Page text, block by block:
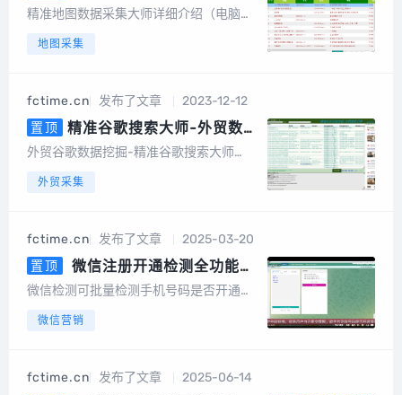
介绍（电脑版，手机版）
精准地图数据采集大师详细介绍（电脑
精准地图数据采集大师安卓手机版是一款
地图采集
fctime.cn 发布了文章
2023-12-12
置顶
精准谷歌搜索大师-外贸数据
挖掘营销（电脑版）
外贸谷歌数据挖掘-精准谷歌搜索大师
以google搜索引擎作为基础进行智能数据
acebook、linkin、twitt...
外贸采集
fctime.cn 发布了文章
2025-03-20
置顶
微信注册开通检测全功能
版，可批量检测手机号码是否开通
筛选，国外号码，微信号QQ号等
微信检测可批量检测手机号码是否开通微
微信号QQ号等多种号码格式用户批量上传
来，高速筛选、精准无痕，有效降低运营
微信营销
fctime.cn 发布了文章
2025-06-14